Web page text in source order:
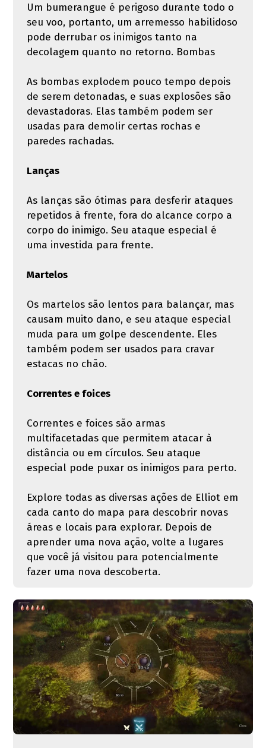
Um bumerangue é perigoso durante todo o
seu voo, portanto, um arremesso habilidoso
pode derrubar os inimigos tanto na
decolagem quanto no retorno. Bombas
As bombas explodem pouco tempo depois
de serem detonadas, e suas explosões são
devastadoras. Elas também podem ser
usadas para demolir certas rochas e
paredes rachadas.
Lanças
As lanças são ótimas para desferir ataques
repetidos à frente, fora do alcance corpo a
corpo do inimigo. Seu ataque especial é
uma investida para frente.
Martelos
Os martelos são lentos para balançar, mas
causam muito dano, e seu ataque especial
muda para um golpe descendente. Eles
também podem ser usados ​​para cravar
estacas no chão.
Correntes e foices
Correntes e foices são armas
multifacetadas que permitem atacar à
distância ou em círculos. Seu ataque
especial pode puxar os inimigos para perto.
Explore todas as diversas ações de Elliot em
cada canto do mapa para descobrir novas
áreas e locais para explorar. Depois de
aprender uma nova ação, volte a lugares
que você já visitou para potencialmente
fazer uma nova descoberta.